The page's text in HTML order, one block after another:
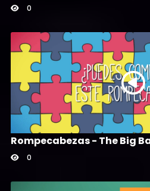
0
Rompecabezas - The Big
0